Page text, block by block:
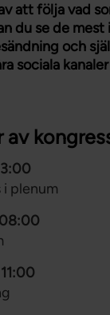
att följa vad
du se de
och
sociala
av
i plenum
08:00